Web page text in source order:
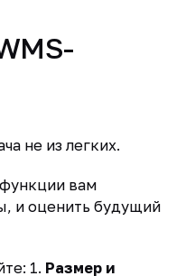
не из легких.
вам
и оценить будущий
1. Размер и